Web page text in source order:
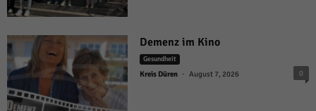
Demenz im Kino
Gesundheit
Kreis Düren - August 7, 2026 0